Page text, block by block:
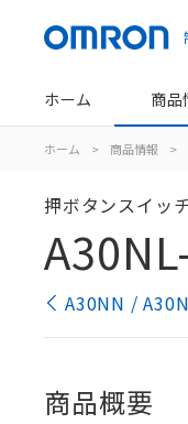
ホーム 商品
ホーム > 商品情報 >
押ボタンスイッ
A30NN /
商品概要